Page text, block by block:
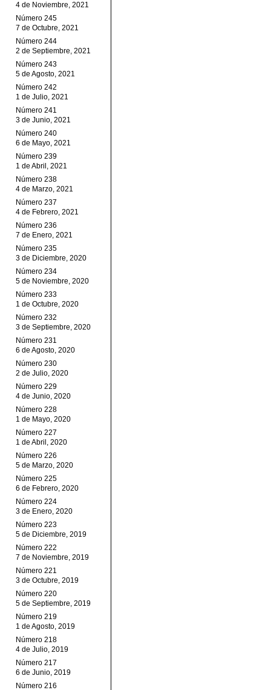
4 de Noviembre, 2021
Número 245
7 de Octubre, 2021
Número 244
2 de Septiembre, 2021
Número 243
5 de Agosto, 2021
Número 242
1 de Julio, 2021
Número 241
3 de Junio, 2021
Número 240
6 de Mayo, 2021
Número 239
1 de Abril, 2021
Número 238
4 de Marzo, 2021
Número 237
4 de Febrero, 2021
Número 236
7 de Enero, 2021
Número 235
3 de Diciembre, 2020
Número 234
5 de Noviembre, 2020
Número 233
1 de Octubre, 2020
Número 232
3 de Septiembre, 2020
Número 231
6 de Agosto, 2020
Número 230
2 de Julio, 2020
Número 229
4 de Junio, 2020
Número 228
1 de Mayo, 2020
Número 227
1 de Abril, 2020
Número 226
5 de Marzo, 2020
Número 225
6 de Febrero, 2020
Número 224
3 de Enero, 2020
Número 223
5 de Diciembre, 2019
Número 222
7 de Noviembre, 2019
Número 221
3 de Octubre, 2019
Número 220
5 de Septiembre, 2019
Número 219
1 de Agosto, 2019
Número 218
4 de Julio, 2019
Número 217
6 de Junio, 2019
Número 216